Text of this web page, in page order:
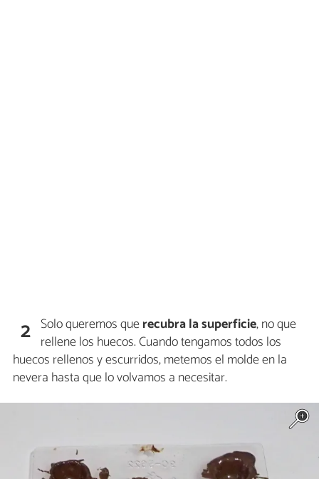
2 Solo queremos querecubra la superficie, no que
rellene los huecos. Cuando tengamos todos los
huecos rellenos y escurridos, metemos el molde en la
nevera hasta que lo volvamos a necesitar.